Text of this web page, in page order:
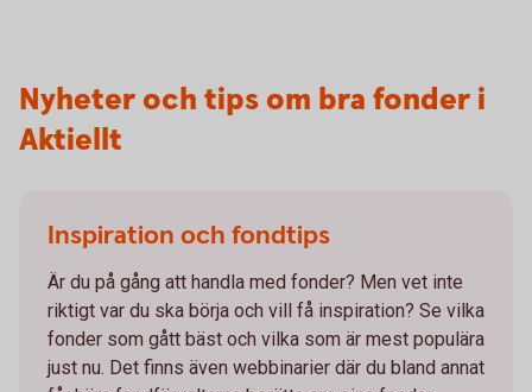
Nyheter och tips om bra fonder i
Aktiellt
Inspiration och fondtips
Är du på gång att handla med fonder? Men vet inte
riktigt var du ska börja och vill få inspiration? Se vilka
fonder som gått bäst och vilka som är mest populära
just nu. Det finns även webbinarier där du bland annat